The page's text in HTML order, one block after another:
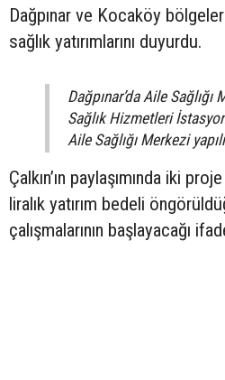
Dağpınar ve Kocaköy
sağlık yatırımlarını duyurdu.
Dağpınar’da Aile
Sağlık Hizmetleri
Aile Sağlığı Merkezi
Çalkın’ın paylaşımında iki
liralık yatırım bedeli
çalışmalarının başlayacağı